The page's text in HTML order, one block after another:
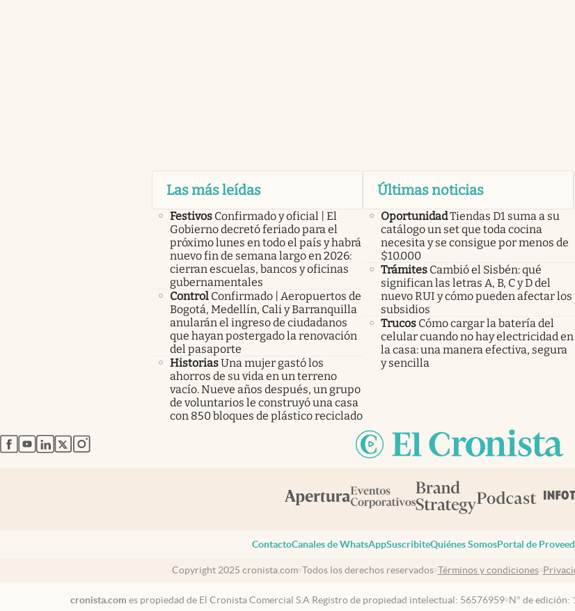
Las más leídas
Festivos Confirmado y oficial | El
Gobierno decretó feriado para el
próximo lunes en todo el país y habrá
nuevo fin de semana largo en 2026:
cierran escuelas, bancos y oficinas
gubernamentales
Control Confirmado | Aeropuertos de
Bogotá, Medellín, Cali y Barranquilla
anularán el ingreso de ciudadanos
que hayan postergado la renovación
del pasaporte
HistoriasUna mujer gastó los
ahorros de su vida en un terreno
vacío. Nueve años después, un grupo
de voluntarios le construyó una casa
con 850 bloques de plástico reciclado
Últimas noticias
OportunidadTiendas D1 suma a su
catálogo un set que toda cocina
necesita y se consigue por menos de
$10.000
Trámites Cambió el Sisbén: qué
significan las letras A, B, C y D del
nuevo RUI y cómo pueden afectar los
subsidios
Trucos Cómo cargar la batería del
celular cuando no hay electricidad en
la casa: una manera efectiva, segura
y sencilla
abre en nueva pestaña
abre en nueva pestaña
abre en nueva pestaña
abre en nueva pestaña
abre en nueva pestaña
ContactoCanales de WhatsAppSuscribiteQuiénes SomosPortal de
Copyright 2025 cronista.com Todos los derechos reservados Términos y condiciones
cronista.com es propiedad de El Cronista Comercial S.A Registro de propiedad intelectual: 56576959 N° de edición: